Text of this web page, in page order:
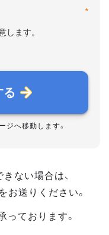
*
します。
る
ジへ移動します。
ない場合は、
お送りください。
ております。